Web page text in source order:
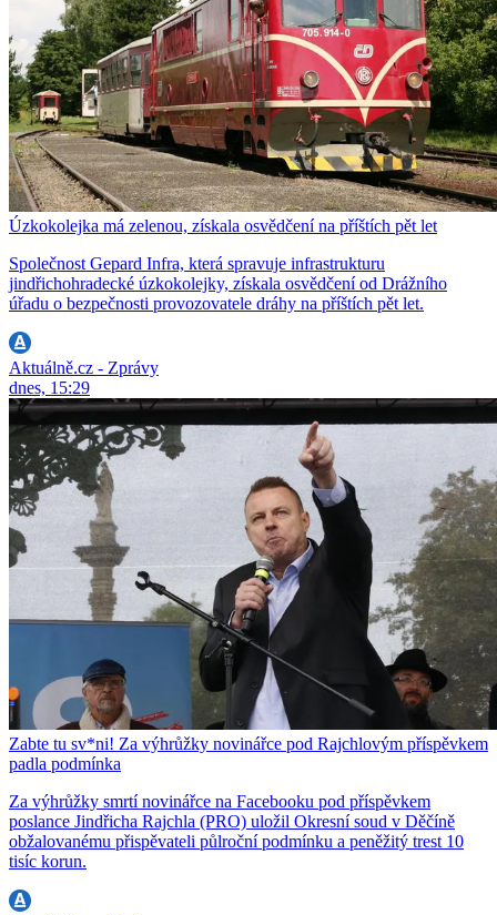
Úzkokolejka má zelenou, získala osvědčení na příštích pět let
Společnost Gepard Infra, která spravuje infrastrukturu
jindřichohradecké úzkokolejky, získala osvědčení od Drážního
úřadu o bezpečnosti provozovatele dráhy na příštích pět let.
Aktuálně.cz - Zprávy
dnes, 15:29
Zabte tu sv*ni! Za výhrůžky novinářce pod Rajchlovým příspěvkem
padla podmínka
Za výhrůžky smrtí novinářce na Facebooku pod příspěvkem
poslance Jindřicha Rajchla (PRO) uložil Okresní soud v Děčíně
obžalovanému přispěvateli půlroční podmínku a peněžitý trest 10
tisíc korun.